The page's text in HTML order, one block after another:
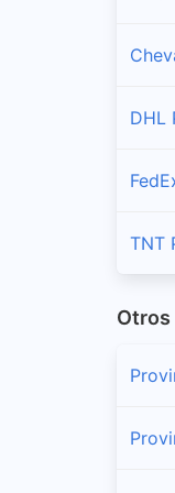
DHL
TNT
Otros